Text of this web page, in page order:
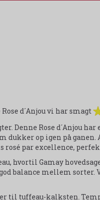
d´Anjou vi har smagt
Denne Rose d´Anjou har
dukker op igen på ganen.
rosé par excellence,
hvortil Gamay
balance mellem sorter.
til tuffeau-kalksten.